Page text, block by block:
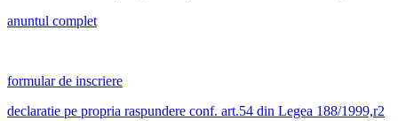
anuntul complet
formular de inscriere
declaratie pe propria raspundere conf. art.54 din Legea 188/1999,r2